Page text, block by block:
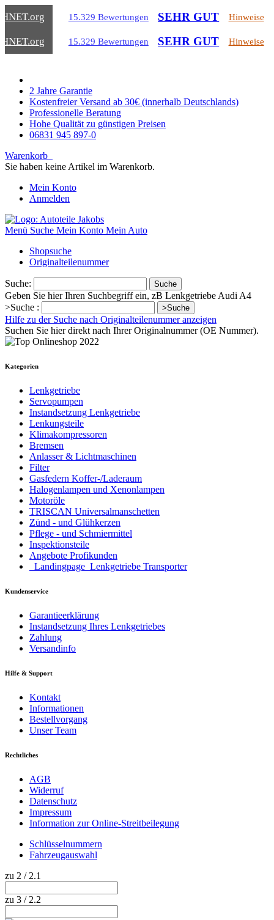
.org 15.329 Bewertungen SEHR GUT Hinweise
.org 15.329 Bewertungen SEHR GUT Hinweise
2 Jahre Garantie
Kostenfreier Versand ab 30€ (innerhalb Deutschlands)
Professionelle Beratung
Hohe Qualität zu günstigen Preisen
06831 945 897-0
Warenkorb
Sie haben keine Artikel im Warenkorb.
Mein Konto
Anmelden
Menü Suche Mein Konto Mein Auto
Shopsuche
Originalteilenummer
Suche: Suche
Geben Sie hier Ihren Suchbegriff ein, zB Lenkgetriebe Audi A4
>Suche :
>Suche
Hilfe zu der Suche nach Originalteilenummer anzeigen
Suchen Sie hier direkt nach Ihrer Originalnummer (OE Nummer).
Kategorien
Lenkgetriebe
Servopumpen
Instandsetzung Lenkgetriebe
Lenkungsteile
Klimakompressoren
Bremsen
Anlasser & Lichtmaschinen
Filter
Gasfedern Koffer-/Laderaum
Halogenlampen und Xenonlampen
Motoröle
TRISCAN Universalmanschetten
Zünd - und Glühkerzen
Pflege - und Schmiermittel
Inspektionsteile
Angebote Profikunden
_Landingpage_Lenkgetriebe Transporter
Kundenservice
Garantieerklärung
Instandsetzung Ihres Lenkgetriebes
Zahlung
Versandinfo
Hilfe & Support
Kontakt
Informationen
Bestellvorgang
Unser Team
Rechtliches
AGB
Widerruf
Datenschutz
Impressum
Information zur Online-Streitbeilegung
Schlüsselnummern
Fahrzeugauswahl
zu 2 / 2.1
zu 3 / 2.2